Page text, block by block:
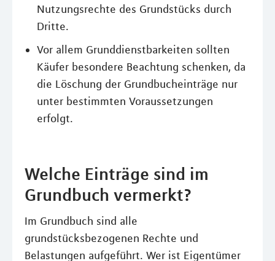
Nutzungsrechte des Grundstücks durch
Dritte.
Vor allem Grunddienstbarkeiten sollten
Käufer besondere Beachtung schenken, da
die Löschung der Grundbucheinträge nur
unter bestimmten Voraussetzungen
erfolgt.
Welche Einträge sind im
Grundbuch vermerkt?
Im Grundbuch sind alle
grundstücksbezogenen Rechte und
Belastungen aufgeführt. Wer ist Eigentümer